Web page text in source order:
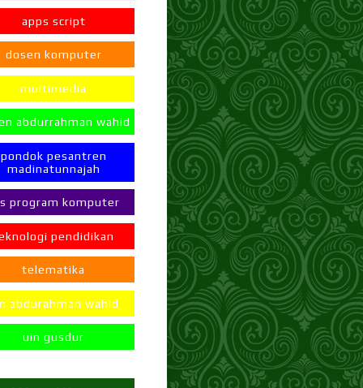
apps script
dosen komputer
multimedia
abdurrahman wahid
pondok pesantren
madinatunnajah
program komputer
pendidikan
telematika
abdurahman wahid
uin gusdur